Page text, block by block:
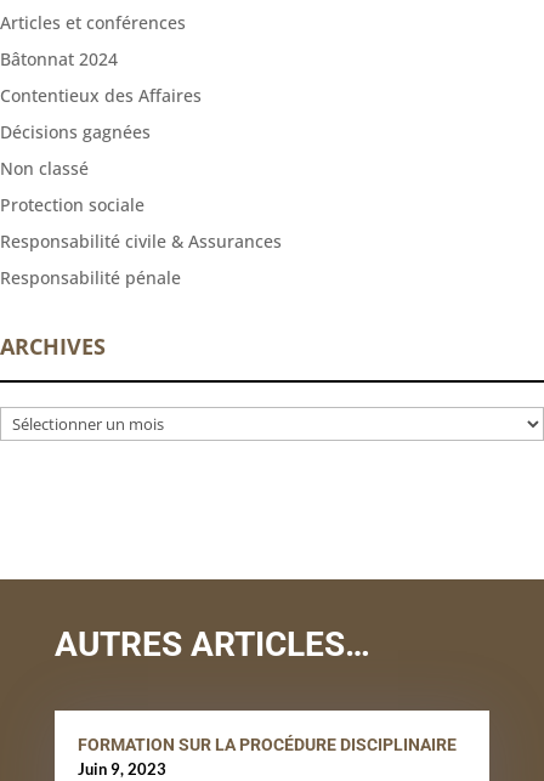
Articles et conférences
Bâtonnat 2024
Contentieux des Affaires
Décisions gagnées
Non classé
Protection sociale
Responsabilité civile & Assurances
Responsabilité pénale
ARCHIVES
Archives
AUTRES ARTICLES…
FORMATION SUR LA PROCÉDURE DISCIPLINAIRE
Juin 9, 2023